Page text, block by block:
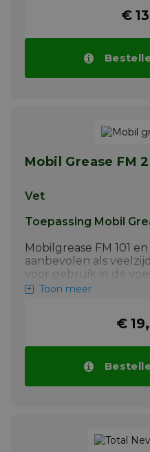
• Smerig voor
versnellingsbakken
• Circulerende
Meer info
€
Mobil Grease FM
Vet
Toepassing Mobil
Mobilgrease FM 101
aanbevolen als
voor gebruik in de
diervoederindustrie
Voedselverwerkende
verpakkingsindustrie.
omvatten: Algemeen
afschuifstabiliteit van
verdikkingsmiddelen
Toon meer
€